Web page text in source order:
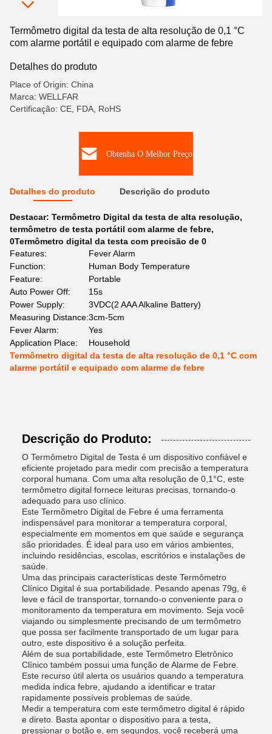
Termômetro digital da testa de alta resolução de 0,1 °C
com alarme portátil e equipado com alarme de febre
Detalhes do produto
Place of Origin: China
Marca: WELLFAR
Certificação: CE, FDA, RoHS
Obtenha O Melhor Preço
Detalhes do produto Descrição do produto
Destacar: Termômetro Digital da testa de alta resolução,
termômetro de testa portátil com alarme de febre,
0Termômetro digital da testa com precisão de 0
Features:
Fever Alarm
Function:
Human Body Temperature
Feature:
Portable
Auto Power Off:
15s
Power Supply:
3VDC(2 AAA Alkaline Battery)
Measuring Distance:3cm-5cm
Fever Alarm:
Yes
Application Place:
Household
Termômetro digital da testa de alta resolução de 0,1 °C com
alarme portátil e equipado com alarme de febre
Descrição do Produto:
O Termômetro Digital de Testa é um dispositivo confiável e
eficiente projetado para medir com precisão a temperatura
corporal humana. Com uma alta resolução de 0,1°C, este
termômetro digital fornece leituras precisas, tornando-o
adequado para uso clínico.
Este Termômetro Digital de Febre é uma ferramenta
indispensável para monitorar a temperatura corporal,
especialmente em momentos em que saúde e segurança
são prioridades. É ideal para uso em vários ambientes,
incluindo residências, escolas, escritórios e instalações de
saúde.
Uma das principais características deste Termômetro
Clínico Digital é sua portabilidade. Pesando apenas 79g, é
leve e fácil de transportar, tornando-o conveniente para o
monitoramento da temperatura em movimento. Seja você
viajando ou simplesmente precisando de um termômetro
que possa ser facilmente transportado de um lugar para
outro, este dispositivo é a solução perfeita.
Além de sua portabilidade, este Termômetro Eletrônico
Clínico também possui uma função de Alarme de Febre.
Este recurso útil alerta os usuários quando a temperatura
medida indica febre, ajudando a identificar e tratar
rapidamente possíveis problemas de saúde.
Medir a temperatura com este termômetro digital é rápido
e direto. Basta apontar o dispositivo para a testa,
pressionar o botão e, em segundos, você receberá uma